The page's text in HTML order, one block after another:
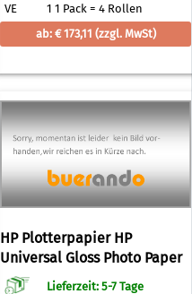
VE
1 1 Pack = 4 Rollen
ab: € 173,11 (zzgl. MwSt)
HP Plotterpapier HP
Universal Gloss Photo Paper
200 g/qm 1067,0 mm x 30,5 m
Lieferzeit: 5-7 Tage